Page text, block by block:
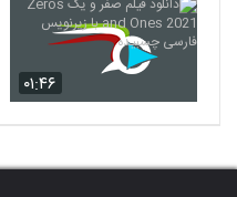
۰۱:۴۶